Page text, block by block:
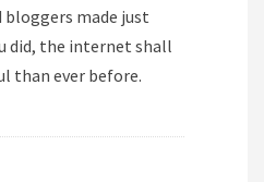
bloggers made just
did, the internet shall
than ever before.